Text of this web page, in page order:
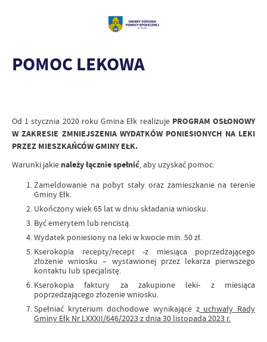
POMOC LEKOWA
Od 1 stycznia 2020 roku Gmina Ełk realizuje PROGRAM OSŁONOWY
W ZAKRESIE ZMNIEJSZENIA WYDATKÓW PONIESIONYCH NA LEKI
PRZEZ MIESZKAŃCÓW GMINY EŁK.
Warunki jakie należy łącznie spełnić, aby uzyskać pomoc:
Zameldowanie na pobyt stały oraz zamieszkanie na terenie
Gminy Ełk.
Ukończony wiek 65 lat w dniu składania wniosku.
Być emerytem lub rencistą.
Wydatek poniesiony na leki w kwocie min. 50 zł.
Kserokopia recepty/recept -z miesiąca poprzedzającego
złożenie wniosku – wystawionej przez lekarza pierwszego
kontaktu lub specjalistę.
Kserokopia faktury za zakupione leki- z miesiąca
poprzedzającego złożenie wniosku.
Spełniać kryterium dochodowe wynikające zuchwały Rady
Gminy Ełk Nr LXXXII/646/2023 z dnia 30 listopada 2023 r.